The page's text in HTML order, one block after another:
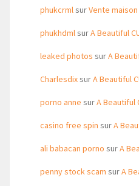
phukcrmlsurVente
phukhdmlsurA Beautiful
leaked photos surA
CharlesdixsurA Beautiful
porno anne surA Beautiful
casino free spin surA
ali babacan porno surA
penny stock scam surA